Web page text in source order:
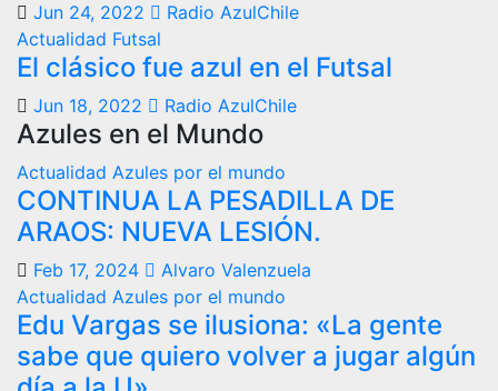
Jun 24, 2022
Radio AzulChile
Actualidad Futsal
El clásico fue azul en el Futsal
Jun 18, 2022 Radio AzulChile
Azules en el Mundo
Actualidad Azules por el mundo
CONTINUA LA PESADILLA DE
ARAOS: NUEVA LESIÓN.
Feb 17, 2024
Alvaro Valenzuela
Actualidad Azules por el mundo
Edu Vargas se ilusiona: «La gente
sabe que quiero volver a jugar algún